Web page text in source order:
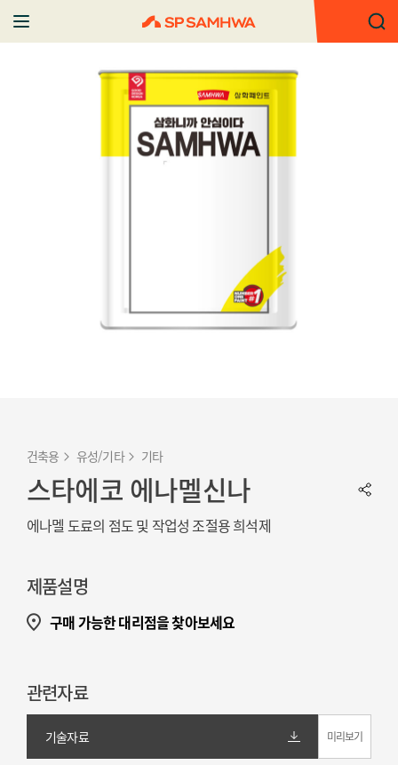
건축용 유성/기타 기타
스타에코 에나멜신나
에나멜 도료의 점도 및 작업성 조절용 희석제
제품설명
구매 가능한 대리점을 찾아보세요
관련자료
기술자료 미리보기